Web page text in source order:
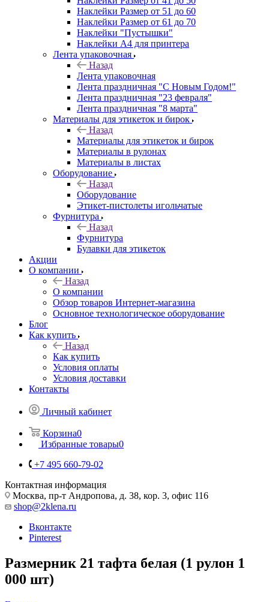
Наклейки Размер от 51 до 60
Наклейки Размер от 61 до 70
Наклейки "Пустышки"
Наклейки А4 для принтера
Лента упаковочная
Назад
Лента упаковочная
Лента праздничная "С Новым Годом!"
Лента праздничная "23 февраля"
Лента праздничная "8 марта"
Материалы для этикеток и бирок
Назад
Материалы для этикеток и бирок
Материалы в рулонах
Материалы в листах
Оборудование
Назад
Оборудование
Этикет-пистолеты игольчатые
Фурнитура
Назад
Фурнитура
Булавки для этикеток
Акции
О компании
Назад
О компании
Обзор товаров Интернет-магазина
Основное технологическое оборудование
Блог
Как купить
Назад
Как купить
Условия оплаты
Условия доставки
Контакты
Личный кабинет
Корзина0
Избранные товары0
+7 495 660-79-02
Контактная информация
Москва, пр-т Андропова, д. 38, кор. 3, офис 116
shop@2klena.ru
Вконтакте
Pinterest
Размерник 21 тафта белая (1 рулон 1
000 шт)